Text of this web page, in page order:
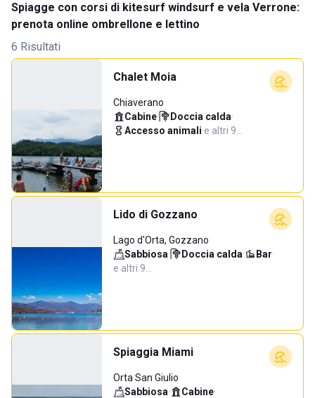
Spiagge con corsi di kitesurf windsurf e vela Verrone:
prenota online ombrellone e lettino
6 Risultati
Chalet Moia
Chiaverano
Cabine· Doccia calda·
Accesso animali·e altri 9…
Lido di Gozzano
Lago d'Orta, Gozzano
Sabbiosa· Doccia calda· Bar·
e altri 9…
Spiaggia Miami
Orta San Giulio
Sabbiosa· Cabine·